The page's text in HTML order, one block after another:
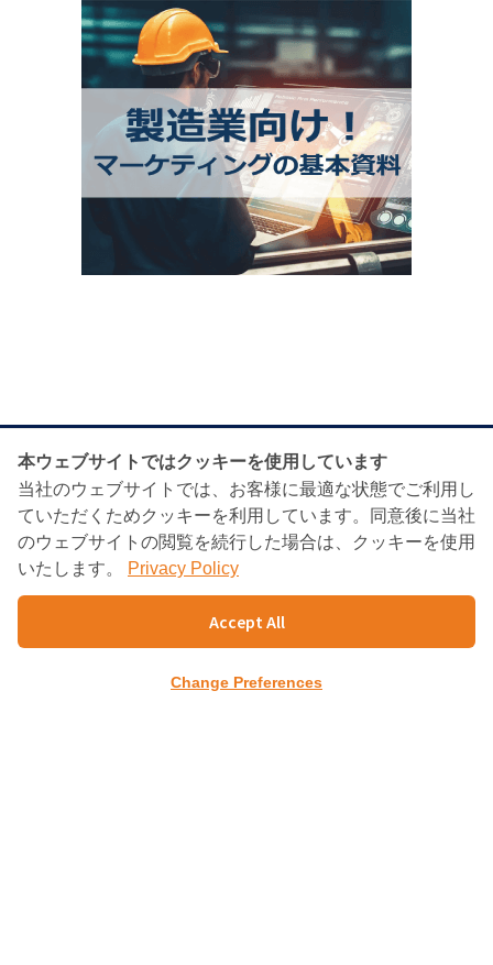
BANGKOK CONSULTING
PARTNERS
Charn Issara Tower1st Floor, 942/43 Rama4
RD.,
Suriyawongse, Bangkok 10500
本ウェブサイトではクッキーを使用しています
当社のウェブサイトでは、お客様に最適な状態でご利用し
ていただくためクッキーを利用しています。同意後に当社
のウェブサイトの閲覧を続行した場合は、クッキーを使用
いたします。
Privacy Policy
Accept All
Change Preferences